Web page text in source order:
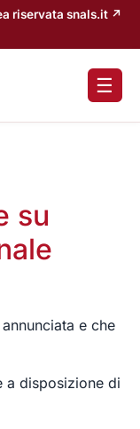
riservata snals.it ↗
☰
su
e che
a disposizione di